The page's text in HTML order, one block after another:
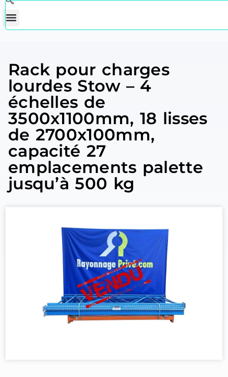
Rack pour charges
lourdes Stow – 4
échelles de
3500x1100mm, 18 lisses
de 2700x100mm,
capacité 27
emplacements palette
jusqu’à 500 kg